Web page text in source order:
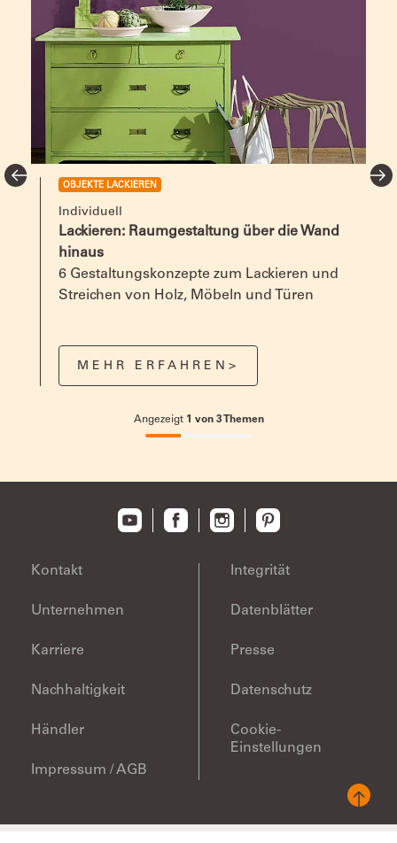
OBJEKTE LACKIEREN
Individuell
Lackieren: Raumgestaltung über die Wand
hinaus
6 Gestaltungskonzepte zum Lackieren und
Streichen von Holz, Möbeln und Türen
MEHR ERFAHREN>
Angezeigt 1 von 3Themen
33.33333333333333%
Kontakt
Unternehmen
Karriere
Nachhaltigkeit
Händler
Impressum / AGB
Integrität
Datenblätter
Presse
Datenschutz
Cookie-
Einstellungen